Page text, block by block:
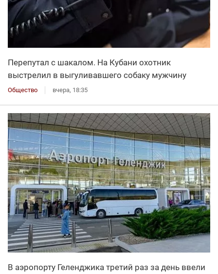
Перепутал с шакалом. На Кубани охотник
выстрелил в выгуливавшего собаку мужчину
Общество вчера, 18:35
В аэропорту Геленджика третий раз за день ввели